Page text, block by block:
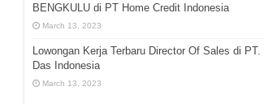
BENGKULU di PT Home Credit Indonesia
March 13, 2023
Lowongan Kerja Terbaru Director Of Sales di PT.
Das Indonesia
March 13, 2023